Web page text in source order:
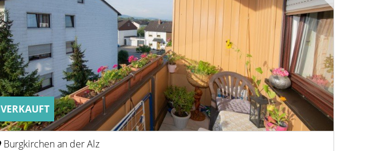
VERKAUFT
Burgkirchen an der Alz